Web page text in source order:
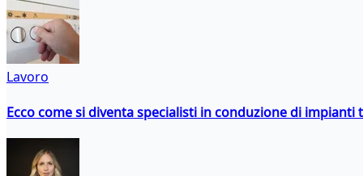
Lavoro
Ecco come si diventa specialisti in conduzione di impianti